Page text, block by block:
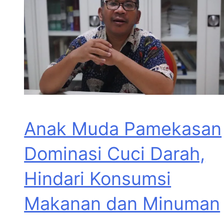
Anak Muda Pamekasan
Dominasi Cuci Darah,
Hindari Konsumsi
Makanan dan Minuman